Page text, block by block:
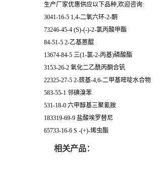
生产厂家优惠供应以下品种,欢迎咨询:
3041-16-5 1,4-二氧六环-2-酮
73246-45-4 (S)-(-)-2-氯丙酸甲酯
84-51-5 2-乙基蒽醌
13674-84-5 三(1-氯-2-丙基)磷酸酯
3153-26-2 氧化二乙酰丙酮合钒
22325-27-5 2-巯基-4,6-二甲基嘧啶水合物
583-55-1 邻碘溴苯
531-18-0 六甲醇基三聚氰胺
183319-69-9 盐酸埃罗替尼
65733-16-6 S -(+)-烯虫酯
相关产品：